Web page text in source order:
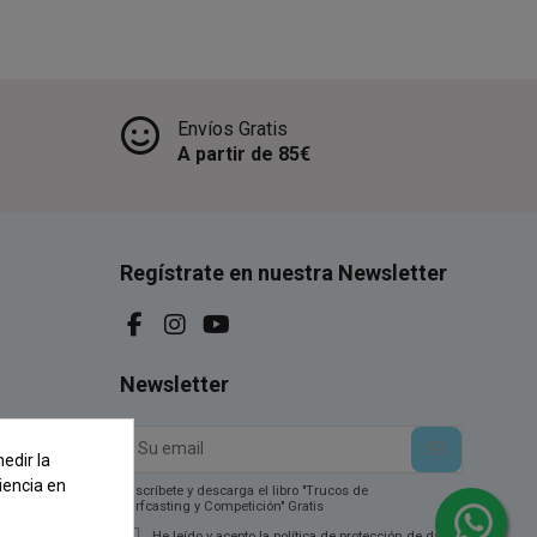
Envíos Gratis
A partir de 85€
Regístrate en nuestra Newsletter
Newsletter
Suscríbete y descarga el libro "Trucos de
Surfcasting y Competición" Gratis
la
en